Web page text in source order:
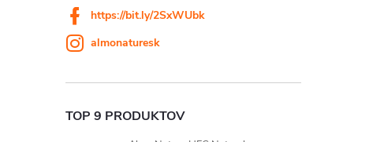
https://bit.ly/2SxWUbk
almonaturesk
TOP 9 PRODUKTOV